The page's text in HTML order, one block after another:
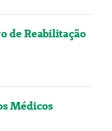
de Reabilitação
Médicos